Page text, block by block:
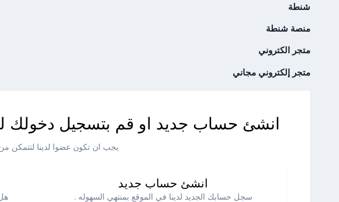
شنطة
منصة شنطة
متجر الكتروني
متجر إلكتروني مجاني
انشئ حساب جديد او قم بتسجيل دخولك
يجب ان تكون عضوا لدينا لتتمكن من
انشئ حساب جديد
سجل حسابك الجديد لدينا في الموقع بمنتهي السهوله .